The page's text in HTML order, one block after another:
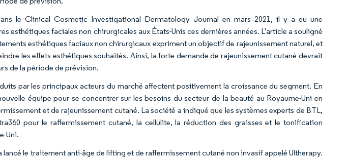
le Clinical Cosmetic Investigational Dermatology Journal en mars 2021, il y a eu une
esthétiques faciales non chirurgicales aux États-Unis ces dernières années. L'article a souligné
esthétiques faciaux non chirurgicaux expriment un objectif de rajeunissement naturel, et
les effets esthétiques souhaités. Ainsi, la forte demande de rajeunissement cutané devrait
de la période de prévision.
par les principaux acteurs du marché affectent positivement la croissance du segment. En
équipe pour se concentrer sur les besoins du secteur de la beauté au Royaume-Uni en
et de rajeunissement cutané. La société a indiqué que les systèmes experts de BTL,
pour le raffermissement cutané, la cellulite, la réduction des graisses et le tonification
Uni.
lancé le traitement anti-âge de lifting et de raffermissement cutané non invasif appelé Ultherapy.